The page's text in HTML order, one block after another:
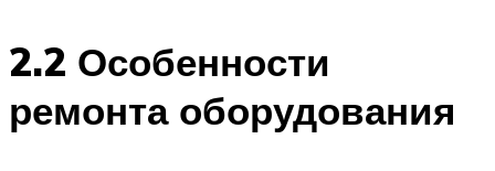
2.2 Особенности
ремонта оборудования